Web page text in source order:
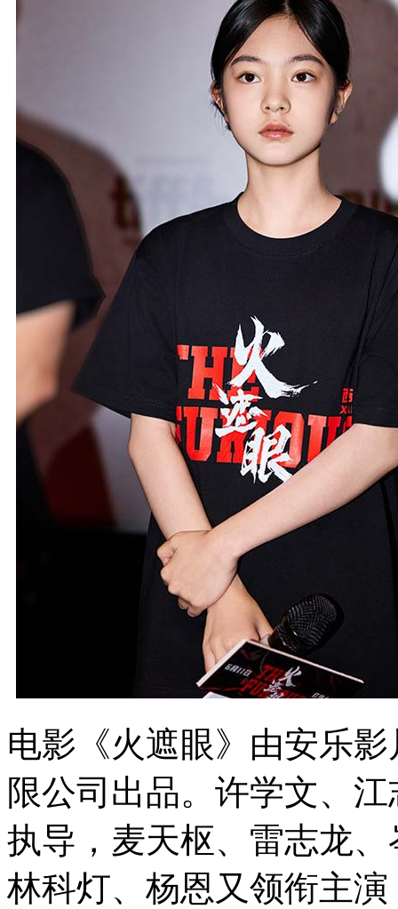
电影《火遮眼》由安乐
限公司出品。许学文、
执导，麦天枢、雷志龙
林科灯、杨恩又领衔主